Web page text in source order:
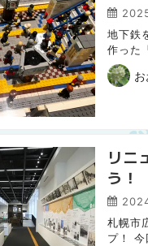
地下鉄
作った
を2つ
リニ
う！
札幌市
プ！